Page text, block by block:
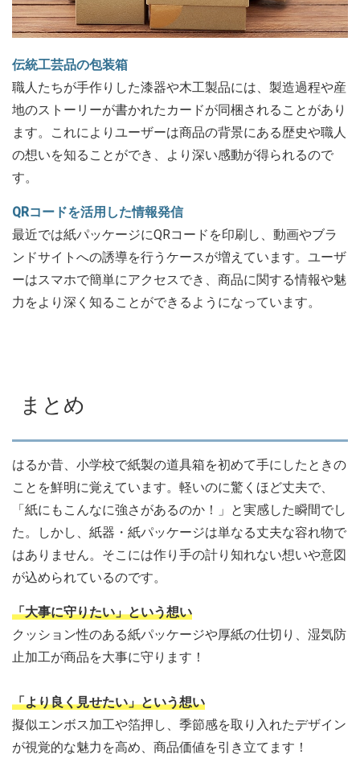
伝統工芸品の包装箱
職人たちが手作りした漆器や木工製品には、製造過程や産
地のストーリーが書かれたカードが同梱されることがあり
ます。これによりユーザーは商品の背景にある歴史や職人
の想いを知ることができ、より深い感動が得られるので
す。
QRコードを活用した情報発信
最近では紙パッケージにQRコードを印刷し、動画やブラ
ンドサイトへの誘導を行うケースが増えています。ユーザ
ーはスマホで簡単にアクセスでき、商品に関する情報や魅
力をより深く知ることができるようになっています。
まとめ
はるか昔、小学校で紙製の道具箱を初めて手にしたときの
ことを鮮明に覚えています。軽いのに驚くほど丈夫で、
「紙にもこんなに強さがあるのか！」と実感した瞬間でし
た。しかし、紙器・紙パッケージは単なる丈夫な容れ物で
はありません。そこには作り手の計り知れない想いや意図
が込められているのです。
「大事に守りたい」という想い
クッション性のある紙パッケージや厚紙の仕切り、湿気防
止加工が商品を大事に守ります！
「より良く見せたい」という想い
擬似エンボス加工や箔押し、季節感を取り入れたデザイン
が視覚的な魅力を高め、商品価値を引き立てます！